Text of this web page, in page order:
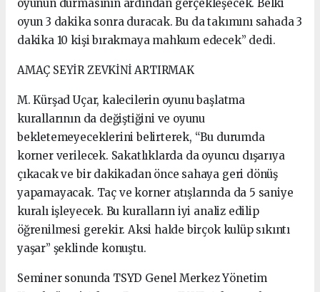
oyunun durmasının ardından gerçekleşecek. Belki
oyun 3 dakika sonra duracak. Bu da takımını sahada 3
dakika 10 kişi bırakmaya mahkum edecek” dedi.
AMAÇ SEYİR ZEVKİNİ ARTIRMAK
M. Kürşad Uçar, kalecilerin oyunu başlatma
kurallarının da değiştiğini ve oyunu
bekletemeyeceklerini belirterek, “Bu durumda
korner verilecek. Sakatlıklarda da oyuncu dışarıya
çıkacak ve bir dakikadan önce sahaya geri dönüş
yapamayacak. Taç ve korner atışlarında da 5 saniye
kuralı işleyecek. Bu kuralların iyi analiz edilip
öğrenilmesi gerekir. Aksi halde birçok kulüp sıkıntı
yaşar” şeklinde konuştu.
Seminer sonunda TSYD Genel Merkez Yönetim